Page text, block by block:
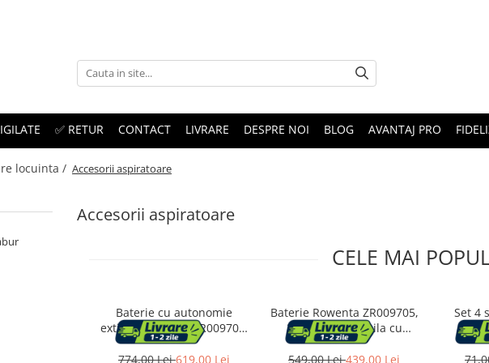
✅ RETUR CONTACT LIVRARE DESPRE NOI BLOG AVANTAJ PRO
locuinta / Accesorii aspiratoare
Accesorii aspiratoare
CELE MAI
Baterie cu autonomie
extinsa Rowenta ZR009702,
32.4V, autonomie pana la 85
min, compatibil cu gama de
774,00 Lei619,00 Lei
Baterie Rowenta ZR009705,
25.2V, compatibila cu
aspiratoarele verticale
Rowenta X-Force Flex 12.60,
549,00 Lei439,00 Lei
Set 4